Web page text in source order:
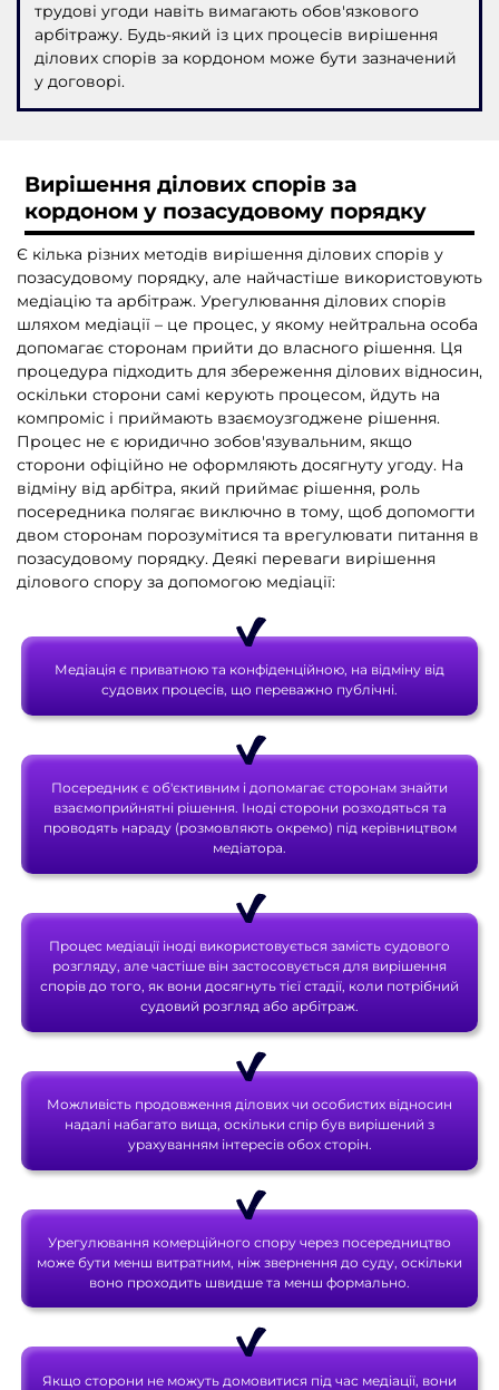
трудові угоди навіть вимагають обов'язкового
арбітражу. Будь-який із цих процесів вирішення
ділових спорів за кордоном може бути зазначений
у договорі.
Вирішення ділових спорів за
кордоном у позасудовому порядку
Є кілька різних методів вирішення ділових спорів у
позасудовому порядку, але найчастіше використовують
медіацію та арбітраж. Урегулювання ділових спорів
шляхом медіації – це процес, у якому нейтральна особа
допомагає сторонам прийти до власного рішення. Ця
процедура підходить для збереження ділових відносин,
оскільки сторони самі керують процесом, йдуть на
компроміс і приймають взаємоузгоджене рішення.
Процес не є юридично зобов'язувальним, якщо
сторони офіційно не оформляють досягнуту угоду. На
відміну від арбітра, який приймає рішення, роль
посередника полягає виключно в тому, щоб допомогти
двом сторонам порозумітися та врегулювати питання в
позасудовому порядку. Деякі переваги вирішення
ділового спору за допомогою медіації:
Медіація є приватною та конфіденційною, на відміну від
судових процесів, що переважно публічні.
Посередник є об'єктивним і допомагає сторонам знайти
взаємоприйнятні рішення. Іноді сторони розходяться та
проводять нараду (розмовляють окремо) під керівництвом
медіатора.
Процес медіації іноді використовується замість судового
розгляду, але частіше він застосовується для вирішення
спорів до того, як вони досягнуть тієї стадії, коли потрібний
судовий розгляд або арбітраж.
Можливість продовження ділових чи особистих відносин
надалі набагато вища, оскільки спір був вирішений з
урахуванням інтересів обох сторін.
Урегулювання комерційного спору через посередництво
може бути менш витратним, ніж звернення до суду, оскільки
воно проходить швидше та менш формально.
Якщо сторони не можуть домовитися під час медіації, вони